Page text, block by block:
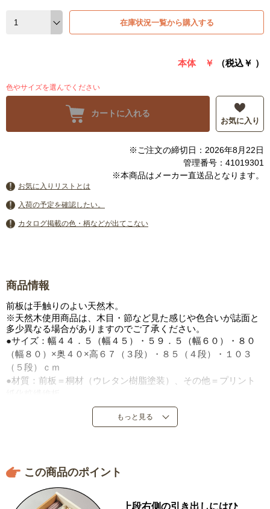
在庫状況一覧から購入する
本体 ￥ （税込￥ ）
色やサイズを選んでください
カートに入れる
お気に入り
※ご注文の締切日：2026年8月22日
管理番号：41019301
※本商品はメーカー直送品となります。
お気に入りリストとは
入荷の予定を確認したい。
カタログ掲載の色・柄などが出てこない
商品情報
前板は手触りのよい天然木。
※天然木使用商品は、木目・節など見た感じや色合いが誌面と
多少異なる場合がありますのでご了承ください。
●サイズ：幅４４．５（幅４５）・５９．５（幅６０）・８０
（幅８０）×奥４０×高６７（３段）・８５（４段）・１０３
（５段）ｃｍ
●材質：前板＝桐材（ウレタン樹脂塗装）、その他＝プリント
●耐荷重：天板＝５ｋｇ
もっと見る
この商品のポイント
上段右側の引き出しにはひ